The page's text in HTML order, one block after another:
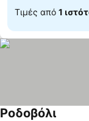
Τιμές από 1
Ροδοβόλι